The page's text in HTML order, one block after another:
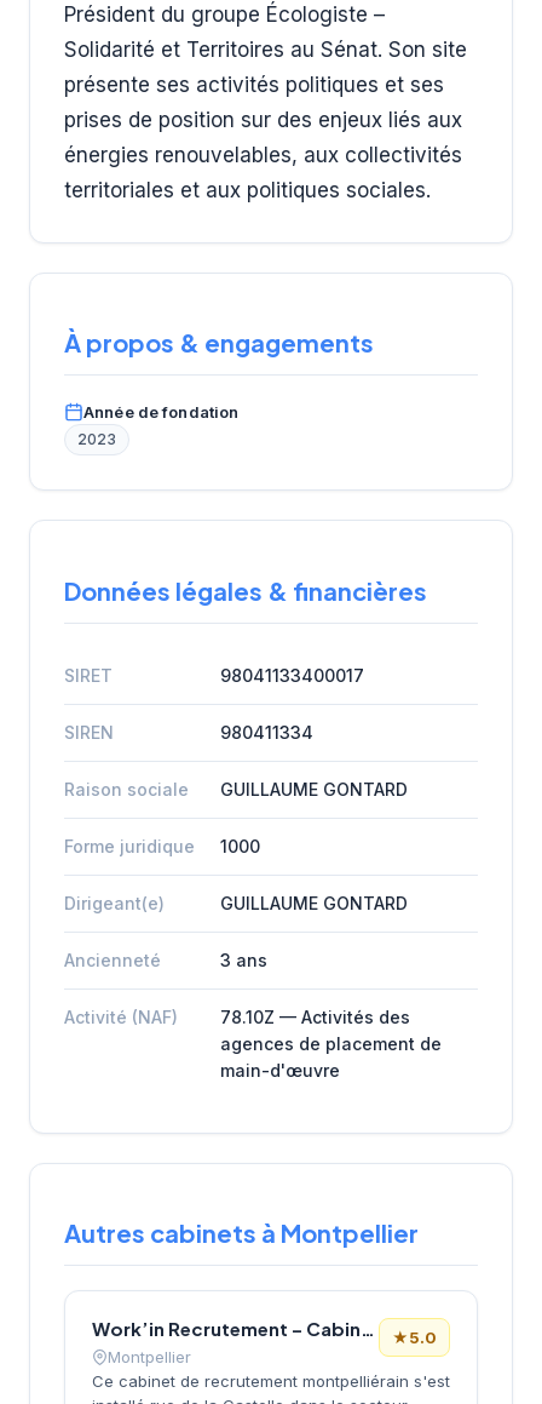
Président du groupe Écologiste –
Solidarité et Territoires au Sénat. Son site
présente ses activités politiques et ses
prises de position sur des enjeux liés aux
énergies renouvelables, aux collectivités
territoriales et aux politiques sociales.
À propos & engagements
Année de fondation
2023
Données légales & financières
SIRET 98041133400017
SIREN 980411334
Raison sociale GUILLAUME GONTARD
Forme juridique 1000
Dirigeant(e) GUILLAUME GONTARD
Ancienneté 3 ans
Activité (NAF)
78.10Z — Activités des
agences de placement de
main-d'œuvre
Autres cabinets à Montpellier
Work’in Recrutement – Cabinet de recrutement informatique à Montpellier
Montpellier
★5.0
Ce cabinet de recrutement montpelliérain s'est